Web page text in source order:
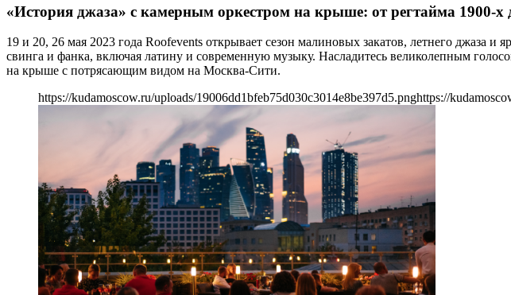
«История джаза» с камерным оркестром на крыше: от регтайма 1900-х
19 и 20, 26 мая 2023 года Roofevents открывает сезон малиновых закатов, летнего джаза
свинга и фанка, включая латину и современную музыку. Насладитесь великолепным
на крыше с потрясающим видом на Москва-Сити.
https://kudamoscow.ru/uploads/19006dd1bfeb75d030c3014e8be397d5.pnghttps://